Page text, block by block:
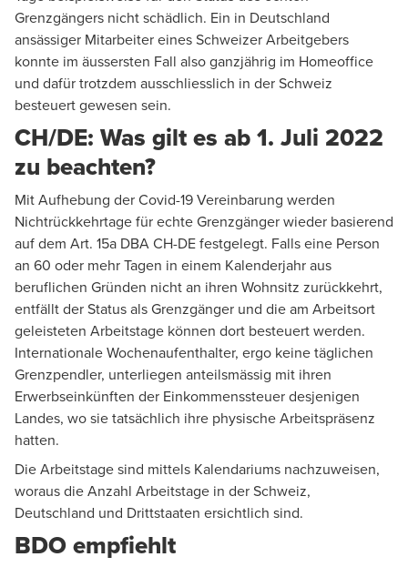
Grenzgängers nicht schädlich. Ein in Deutschland
ansässiger Mitarbeiter eines Schweizer Arbeitgebers
konnte im äussersten Fall also ganzjährig im Homeoffice
und dafür trotzdem ausschliesslich in der Schweiz
besteuert gewesen sein.
CH/DE: Was gilt es ab 1. Juli 2022
zu beachten?
Mit Aufhebung der Covid-19 Vereinbarung werden
Nichtrückkehrtage für echte Grenzgänger wieder basierend
auf dem Art. 15a DBA CH-DE festgelegt. Falls eine Person
an 60 oder mehr Tagen in einem Kalenderjahr aus
beruflichen Gründen nicht an ihren Wohnsitz zurückkehrt,
entfällt der Status als Grenzgänger und die am Arbeitsort
geleisteten Arbeitstage können dort besteuert werden.
Internationale Wochenaufenthalter, ergo keine täglichen
Grenzpendler, unterliegen anteilsmässig mit ihren
Erwerbseinkünften der Einkommenssteuer desjenigen
Landes, wo sie tatsächlich ihre physische Arbeitspräsenz
hatten.
Die Arbeitstage sind mittels Kalendariums nachzuweisen,
woraus die Anzahl Arbeitstage in der Schweiz,
Deutschland und Drittstaaten ersichtlich sind.
BDO empfiehlt